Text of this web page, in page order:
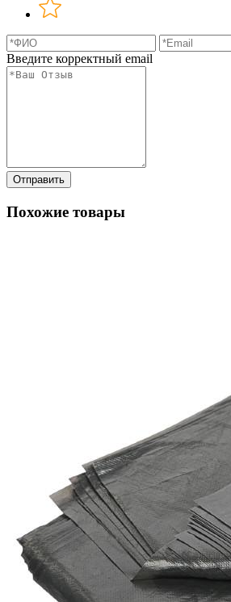
Введите корректный email
Отправить
Похожие товары